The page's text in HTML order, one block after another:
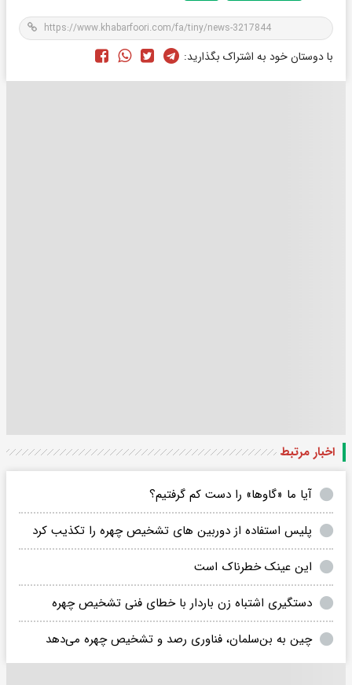
با دوستان خود به اشتراک بگذارید:
اخبار مرتبط
آیا ما «گاوها» را دست کم گرفتیم؟
پلیس استفاده از دوربین های تشخیص چهره را تکذیب کرد
این عینک خطرناک است
دستگیری اشتباه زن باردار با خطای فنی تشخیص چهره
چین به بن‌سلمان، فناوری رصد و تشخیص چهره می‌دهد